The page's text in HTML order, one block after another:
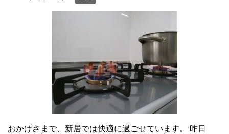
おかげさまで、新居では快適に過ごせています。 昨日